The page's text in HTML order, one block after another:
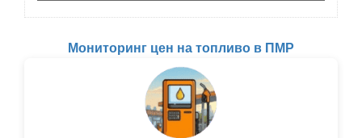
Мониторинг цен на топливо в ПМР